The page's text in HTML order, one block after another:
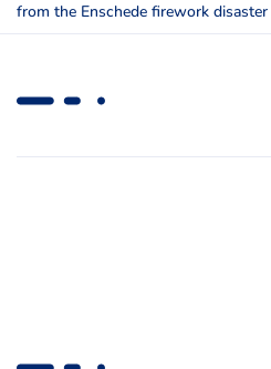
from the Enschede firework